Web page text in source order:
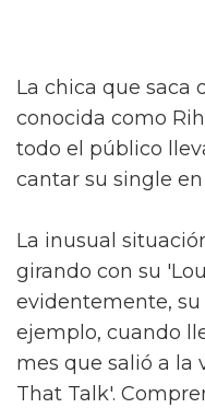
La chica que saca
conocida como
todo el público
cantar su single
La inusual
girando con su
evidentemente,
ejemplo, cuando
mes que salió a la
That Talk'.